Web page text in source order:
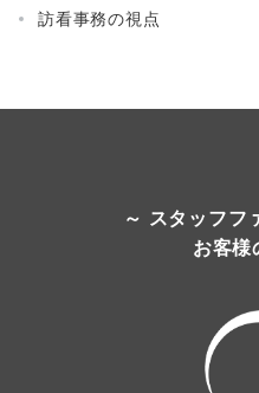
訪看事務の視点
～ スタッフフ
お客様